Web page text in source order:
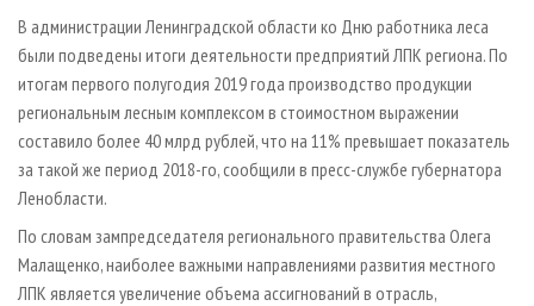
ДЕРЕВЯННОЕ ДОМОСТРОЕНИЕ
ПРОИЗВОДСТВО МЕБЕЛИ
БИОЭНЕРГЕТИКА
ЦБП
ИНСТРУМЕНТ И МАТЕРИАЛЫ
ОФИЦИАЛЬНЫЕ ДЕЛЕГАЦИИ
ПРИОРИТЕТНЫЕ ИНВЕСТПРОЕКТЫ
RUSSIAN FORESTRY REVIEW
ГАЗЕТА ЛЕСПРОМФОРУМ
БИБЛИОТЕКА СПЕЦИАЛИСТА
В администрации Ленинградской области ко Дню работника леса
были подведены итоги деятельности предприятий ЛПК региона. По
итогам первого полугодия 2019 года производство продукции
региональным лесным комплексом в стоимостном выражении
составило более 40 млрд рублей, что на 11% превышает показатель
за такой же период 2018-го, сообщили в пресс-службе губернатора
Ленобласти.
По словам зампредседателя регионального правительства Олега
Малащенко, наиболее важными направлениями развития местного
ЛПК является увеличение объема ассигнований в отрасль,